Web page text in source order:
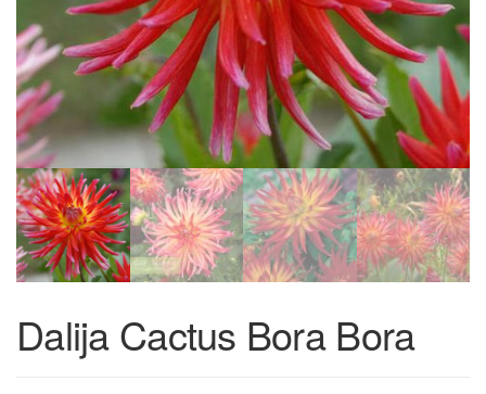
Dalija Cactus Bora Bora